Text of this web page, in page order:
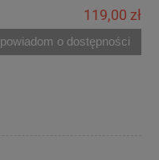
119,00 zł
powiadom o dostępności